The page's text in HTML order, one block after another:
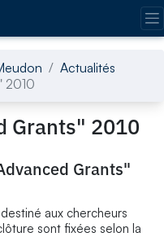
Actualités
2010
Grants" 2010
Grants"
aux chercheurs
sont fixées selon la